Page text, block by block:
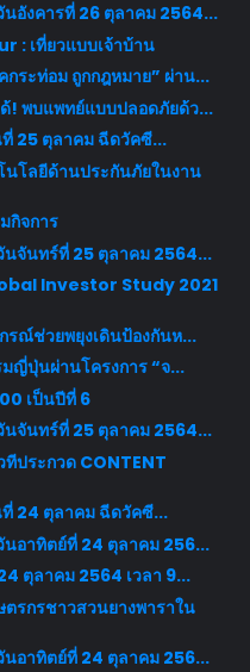
อังคารที่ 26 ตุลาคม 2564...
: เที่ยวแบบเจ้าบ้าน
ระท่อม ถูกกฎหมาย” ผ่าน...
ด้! พบแพทย์แบบปลอดภัยด้ว...
25 ตุลาคม ฉีดวัคซี...
โลยีด้านประกันภัยในงาน
กิจการ
จันทร์ที่ 25 ตุลาคม 2564...
Investor Study 2021
ณ์ช่วยพยุงเดินป้องกันห...
ญี่ปุ่นผ่านโครงการ “จ...
เป็นปีที่ 6
จันทร์ที่ 25 ตุลาคม 2564...
ทีประกวด CONTENT
24 ตุลาคม ฉีดวัคซี...
อาทิตย์ที่ 24 ตุลาคม 256...
ตุลาคม 2564 เวลา 9...
รกรชาวสวนยางพาราใน
อาทิตย์ที่ 24 ตุลาคม 256...